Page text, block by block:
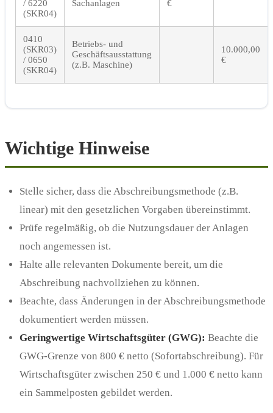
/ 6220
(SKR04)
Sachanlagen
€
0410
(SKR03)
/ 0650
(SKR04)
Betriebs- und
Geschäftsausstattung
(z.B. Maschine)
10.000,00
€
Wichtige Hinweise
Stelle sicher, dass die Abschreibungsmethode (z.B.
linear) mit den gesetzlichen Vorgaben übereinstimmt.
Prüfe regelmäßig, ob die Nutzungsdauer der Anlagen
noch angemessen ist.
Halte alle relevanten Dokumente bereit, um die
Abschreibung nachvollziehen zu können.
Beachte, dass Änderungen in der Abschreibungsmethode
dokumentiert werden müssen.
Geringwertige Wirtschaftsgüter (GWG): Beachte die
GWG-Grenze von 800 € netto (Sofortabschreibung). Für
Wirtschaftsgüter zwischen 250 € und 1.000 € netto kann
ein Sammelposten gebildet werden.